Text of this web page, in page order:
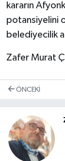
kararın
potansiyelini
belediyecilik
Zafer Murat
ÖNCEKI